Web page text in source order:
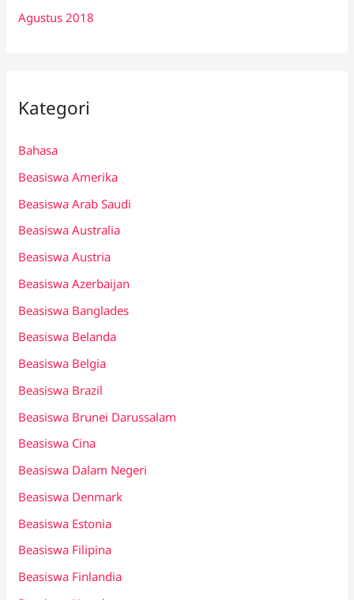
Agustus 2018
Kategori
Bahasa
Beasiswa Amerika
Beasiswa Arab Saudi
Beasiswa Australia
Beasiswa Austria
Beasiswa Azerbaijan
Beasiswa Banglades
Beasiswa Belanda
Beasiswa Belgia
Beasiswa Brazil
Beasiswa Brunei Darussalam
Beasiswa Cina
Beasiswa Dalam Negeri
Beasiswa Denmark
Beasiswa Estonia
Beasiswa Filipina
Beasiswa Finlandia